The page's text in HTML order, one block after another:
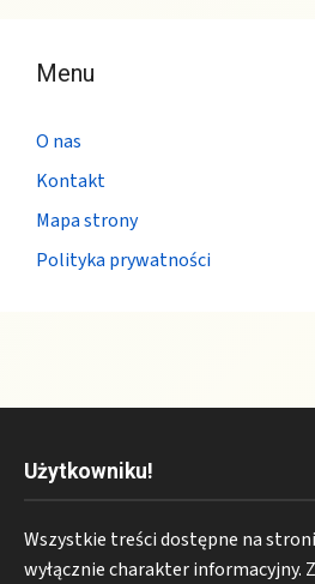
Menu
O nas
Kontakt
Mapa strony
Polityka prywatności
Użytkowniku!
Wszystkie treści dostępne na
wyłącznie charakter informacyjny.